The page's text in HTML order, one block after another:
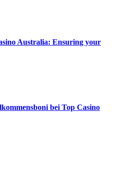
Australia: Ensuring your
bei Top Casino